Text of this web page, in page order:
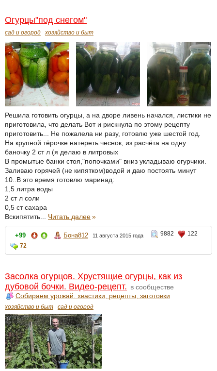
Огурцы"под снегом"
сад и огород хозяйство и быт
Решила готовить огурцы, а на дворе ливень начался, листики не
приготовила, что делать Вот и рискнула по этому рецепту
приготовить... Не пожалела ни разу, готовлю уже шестой год.
На крупной тёрочке натереть чеснок, из расчёта на одну
баночку 2 ст л (я делаю в литровых
В промытые банки стоя,"попочками" вниз укладываю огурчики.
Заливаю горячей (не кипятком)водой и даю постоять минут
10..В это время готовлю маринад:
1,5 литра воды
2 ст л соли
0,5 ст сахара
Вскипятить... Читать далее»
+99 Бона812 11 августа 2015 года 9882
122
72
Засолка огурцов. Хрустящие огурцы, как из
дубовой бочки. Видео-рецепт. в сообществе
Собираем урожай: хвастики, рецепты, заготовки
хозяйство и быт сад и огород